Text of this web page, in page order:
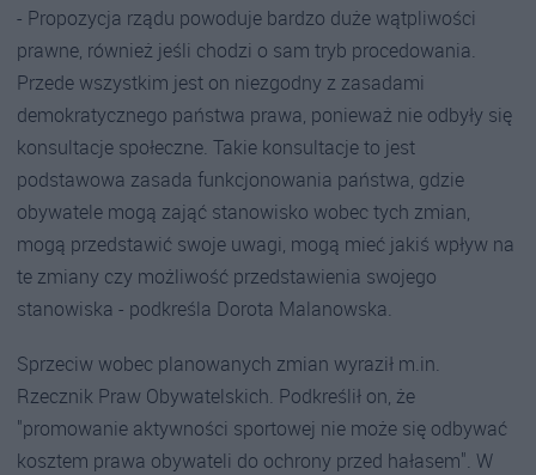
- Propozycja rządu powoduje bardzo duże wątpliwości
prawne, również jeśli chodzi o sam tryb procedowania.
Przede wszystkim jest on niezgodny z zasadami
demokratycznego państwa prawa, ponieważ nie odbyły się
konsultacje społeczne. Takie konsultacje to jest
podstawowa zasada funkcjonowania państwa, gdzie
obywatele mogą zająć stanowisko wobec tych zmian,
mogą przedstawić swoje uwagi, mogą mieć jakiś wpływ na
te zmiany czy możliwość przedstawienia swojego
stanowiska - podkreśla Dorota Malanowska.
Sprzeciw wobec planowanych zmian wyraził m.in.
Rzecznik Praw Obywatelskich. Podkreślił on, że
"promowanie aktywności sportowej nie może się odbywać
kosztem prawa obywateli do ochrony przed hałasem". W